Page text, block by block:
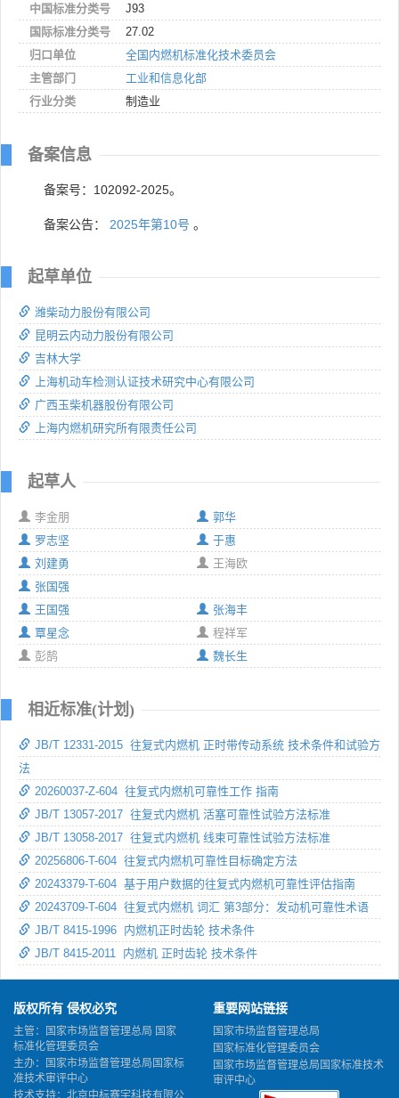
中国标准分类号
J93
国际标准分类号
27.02
归口单位
全国内燃机标准化技术委员会
主管部门
工业和信息化部
行业分类
制造业
备案信息
备案号：102092-2025。
备案公告： 2025年第10号 。
起草单位
潍柴动力股份有限公司
昆明云内动力股份有限公司
吉林大学
上海机动车检测认证技术研究中心有限公司
广西玉柴机器股份有限公司
上海内燃机研究所有限责任公司
起草人
李金朋
郭华
罗志坚
于惠
刘建勇
王海欧
张国强
王国强
张海丰
覃星念
程祥军
彭鹄
魏长生
相近标准(计划)
JB/T 12331-2015 往复式内燃机 正时带传动系统 技术条件和试验方
法
20260037-Z-604 往复式内燃机可靠性工作 指南
JB/T 13057-2017 往复式内燃机 活塞可靠性试验方法标准
JB/T 13058-2017 往复式内燃机 线束可靠性试验方法标准
20256806-T-604 往复式内燃机可靠性目标确定方法
20243379-T-604 基于用户数据的往复式内燃机可靠性评估指南
20243709-T-604 往复式内燃机 词汇 第3部分：发动机可靠性术语
JB/T 8415-1996 内燃机正时齿轮 技术条件
JB/T 8415-2011 内燃机 正时齿轮 技术条件
版权所有 侵权必究
主管：国家市场监督管理总局 国家
标准化管理委员会
主办：国家市场监督管理总局国家标
准技术审评中心
技术支持：北京中标赛宇科技有限公
重要网站链接
国家市场监督管理总局
国家标准化管理委员会
国家市场监督管理总局国家标准技术
审评中心